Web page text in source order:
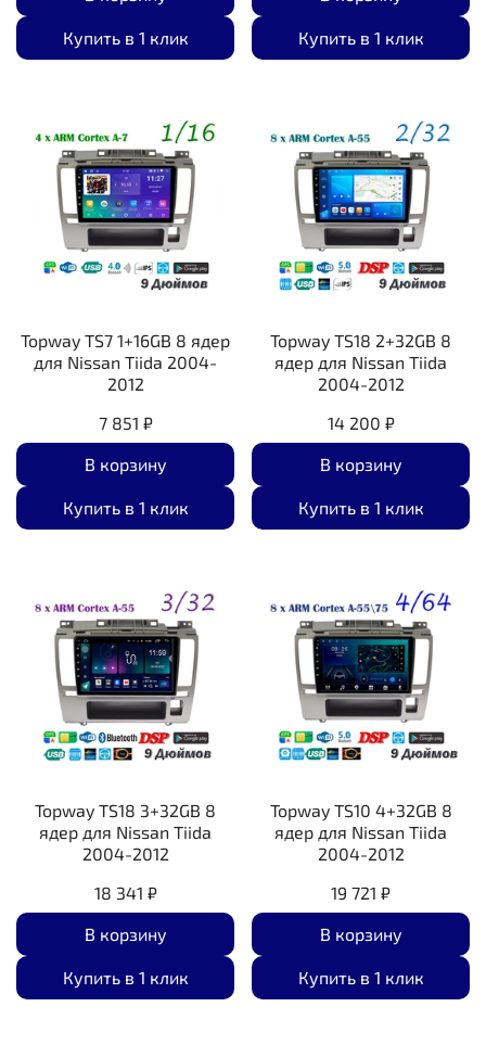
Купить в 1 клик Купить в 1 клик
Topway TS7 1+16GB 8 ядер
для Nissan Tiida 2004-
2012
7 851 ₽
В корзину
Купить в 1 клик
Topway TS18 2+32GB 8
ядер для Nissan Tiida
2004-2012
14 200 ₽
В корзину
Купить в 1 клик
Topway TS18 3+32GB 8
ядер для Nissan Tiida
2004-2012
18 341 ₽
В корзину
Купить в 1 клик
Topway TS10 4+32GB 8
ядер для Nissan Tiida
2004-2012
19 721 ₽
В корзину
Купить в 1 клик